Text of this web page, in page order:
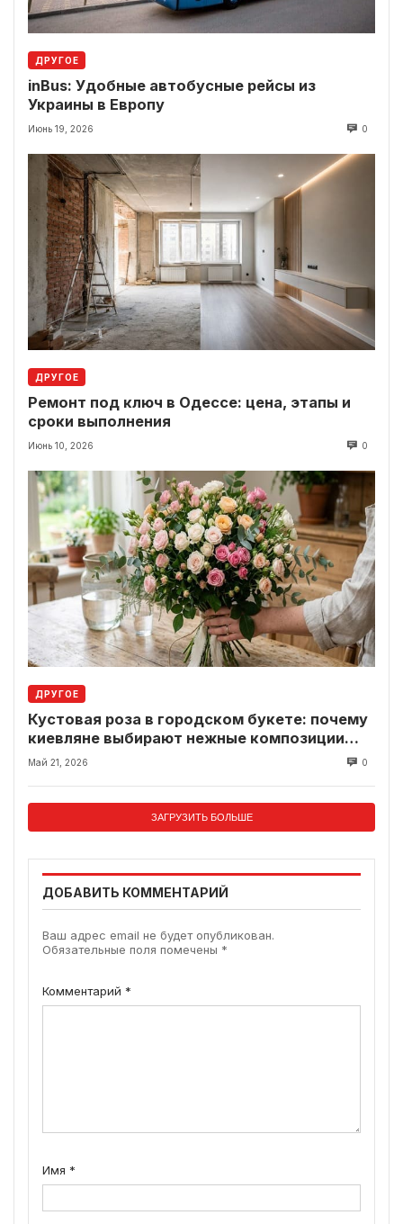
ДРУГОЕ
inBus: Удобные автобусные рейсы из
Украины в Европу
Июнь 19, 2026 0
ДРУГОЕ
Ремонт под ключ в Одессе: цена, этапы и
сроки выполнения
Июнь 10, 2026 0
ДРУГОЕ
Кустовая роза в городском букете: почему
киевляне выбирают нежные композиции
вместо классики
Май 21, 2026 0
ЗАГРУЗИТЬ БОЛЬШЕ
ДОБАВИТЬ КОММЕНТАРИЙ
Ваш адрес email не будет опубликован.
Обязательные поля помечены *
Комментарий *
Имя *